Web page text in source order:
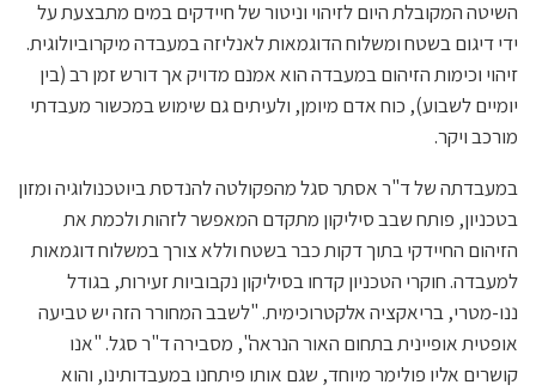
השיטה המקובלת היום לזיהוי וניטור של חיידקים במים מתבצעת על
ידי דיגום בשטח ומשלוח הדוגמאות לאנליזה במעבדה מיקרוביולוגית.
זיהוי וכימות הזיהום במעבדה הוא אמנם מדויק אך דורש זמן רב (בין
יומיים לשבוע), כוח אדם מיומן, ולעיתים גם שימוש במכשור מעבדתי
מורכב ויקר.
במעבדתה של ד"ר אסתר סגל מהפקולטה להנדסת ביוטכנולוגיה ומזון
בטכניון, פותח שבב סיליקון מתקדם המאפשר לזהות ולכמת את
הזיהום החיידקי בתוך דקות כבר בשטח וללא צורך במשלוח דוגמאות
למעבדה. חוקרי הטכניון קדחו בסיליקון נקבוביות זעירות, בגודל
ננו-מטרי, בריאקציה אלקטרוכימית. "לשבב המחורר הזה יש טביעה
אופטית אופיינית בתחום האור הנראה", מסבירה ד"ר סגל. "אנו
קושרים אליו פולימר מיוחד, שגם אותו פיתחנו במעבדותינו, והוא